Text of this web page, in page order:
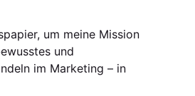
um meine Mission
und
im Marketing – in